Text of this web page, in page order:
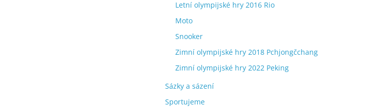
Letní olympijské hry 2016 Rio
Moto
Snooker
Zimní olympijské hry 2018 Pchjongčchang
Zimní olympijské hry 2022 Peking
Sázky a sázení
Sportujeme